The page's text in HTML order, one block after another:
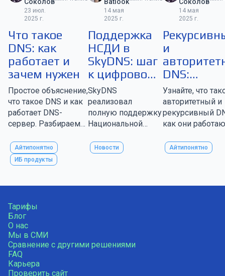
23 июл.
2025 г.
Что такое
DNS: как
работает и
зачем нужен
Простое объяснение,
что такое DNS и как
работает DNS-
сервер. Разбираем
зоны, ресурсные
записи и защиту от
атак. Все о DNS —
Айтипонятно
ИБ продукты
14 мая
2025 г.
Поддержка
НСДИ в
SkyDNS: шаг
к цифровому
суверенитету
SkyDNS
реализовал
полную поддержку
Национальной
имён (НСДИ). В
статье о том, что
Новости
14 мая
2025 г.
и
DNS:
основные
принципы
работы и
различия
Узнайте, что
авторитетный и
рекурсивный
как они
как улучшить
безопасность.
Айтипонятно
Тарифы
Блог
О нас
Мы в СМИ
Сравнение с другими решениями
FAQ
Карьера
Проверить сайт